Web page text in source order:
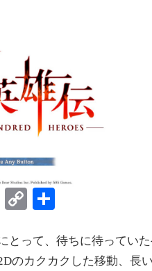
LineCopy
とって、待ちに待ってい
のカクカクした移動、長